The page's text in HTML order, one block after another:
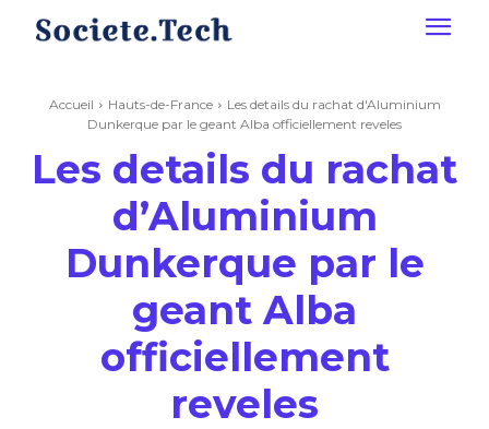
Accueil Hauts-de-France
Les details du rachat d'Aluminium
Dunkerque par le geant Alba officiellement reveles
Les details du rachat
d’Aluminium
Dunkerque par le
geant Alba
officiellement
reveles